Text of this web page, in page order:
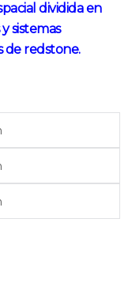
dividida en
sistemas
de redstone.